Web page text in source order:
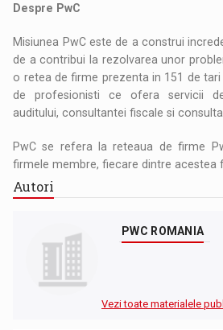
Despre PwC
Misiunea PwC este de a construi
de a contribui la rezolvarea unor
o retea de firme prezenta in 151 de
de profesionisti ce ofera servicii
auditului, consultantei fiscale si
PwC se refera la reteaua de firme
firmele membre, fiecare dintre acestea
Autori
PWC ROMANIA
Vezi toate materialele